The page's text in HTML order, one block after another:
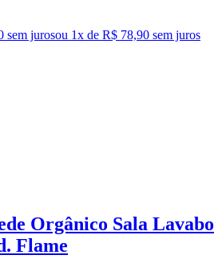
sem jurosou 1x de R$ 78,90 sem juros
Orgânico Sala Lavabo
Flame